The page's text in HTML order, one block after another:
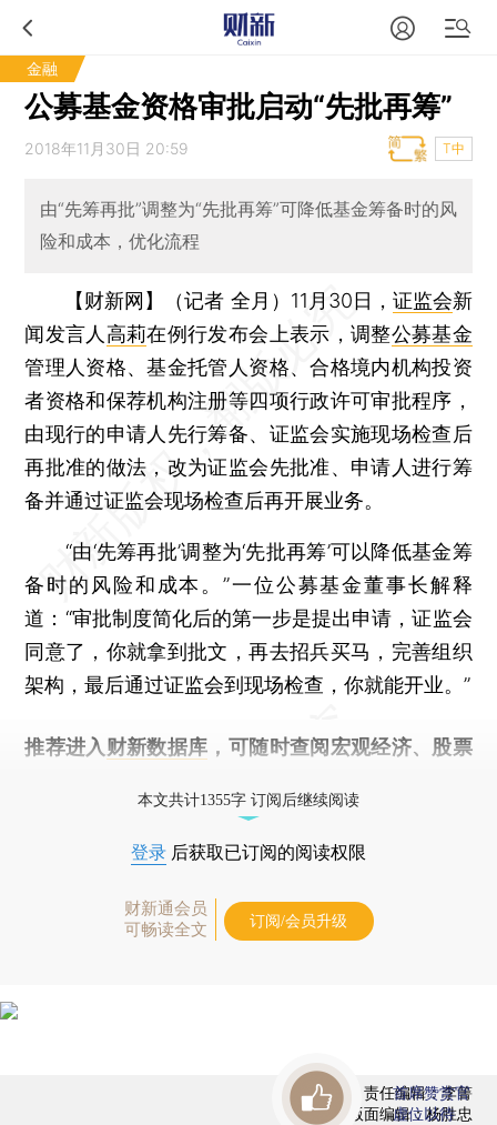
金融
公募基金资格审批启动“先批再筹”
2018年11月30日 20:59 T中
由“先筹再批”调整为“先批再筹”可降低基金筹备时的风
险和成本，优化流程
【财新网】（记者 全月） 11月30日， 证监会新
闻发言人 高莉在例行发布会上表示，调整公募基金
管理人资格、基金托管人资格、合格境内机构投资
者资格和保荐机构注册等四项行政许可审批程序，
由现行的申请人先行筹备、证监会实施现场检查后
再批准的做法，改为证监会先批准、申请人进行筹
备并通过证监会现场检查后再开展业务。
“由‘先筹再批’调整为‘先批再筹’可以降低基金筹
备时的风险和成本。”一位公募基金董事长解释
道：“审批制度简化后的第一步是提出申请，证监会
同意了，你就拿到批文，再去招兵买马，完善组织
架构，最后通过证监会到现场检查，你就能开业。”
推荐进入 财新数据库 ，可随时查阅宏观经济、股票
本文共计1355字 订阅后继续阅读
登录 后获取已订阅的阅读权限
财新通会员
可畅读全文
订阅/会员升级
责任编辑：李箐
版面编辑：杨胜忠
首席赞赏官
虚位以待